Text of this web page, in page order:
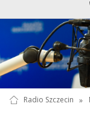
Radio Szczecin »